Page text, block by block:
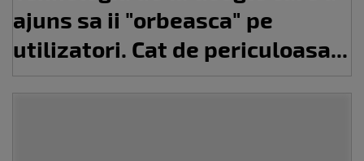
ajuns sa ii "orbeasca" pe
utilizatori. Cat de periculoasa...